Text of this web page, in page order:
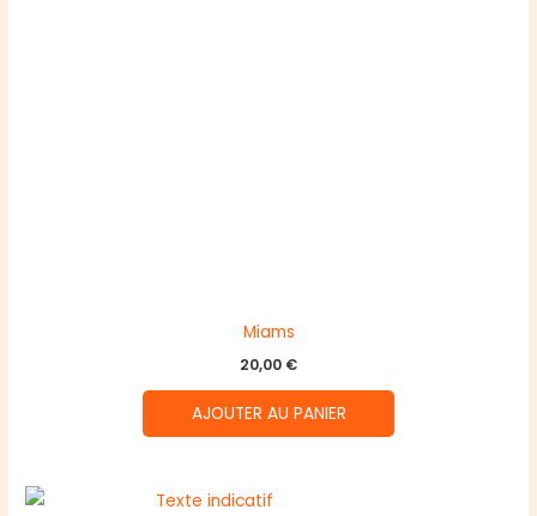
Miams
20,00 €
AJOUTER AU PANIER